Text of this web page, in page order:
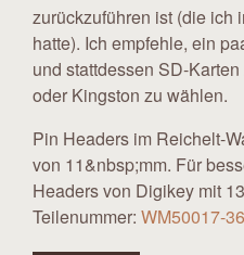
zurückzuführen ist (die ich
hatte). Ich empfehle, ein
und stattdessen SD-
oder Kingston zu wählen.
Pin Headers im Reichelt-
von 11&nbsp;mm. Für
Headers von Digikey mit
Teilenummer: WM50017-